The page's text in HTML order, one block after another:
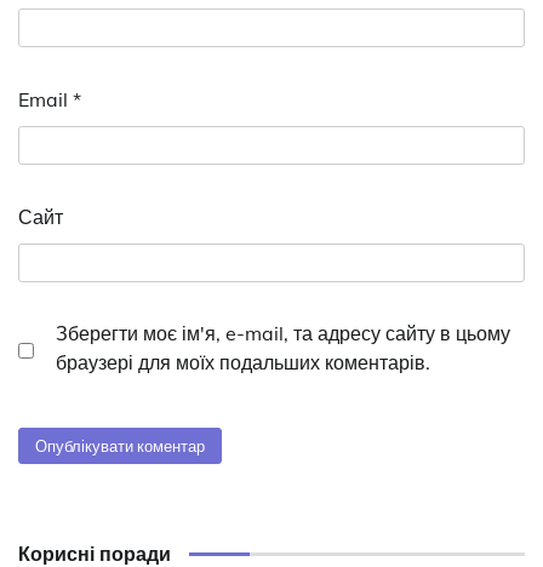
Email *
Сайт
Зберегти моє ім'я, e-mail, та адресу сайту в цьому
браузері для моїх подальших коментарів.
Корисні поради